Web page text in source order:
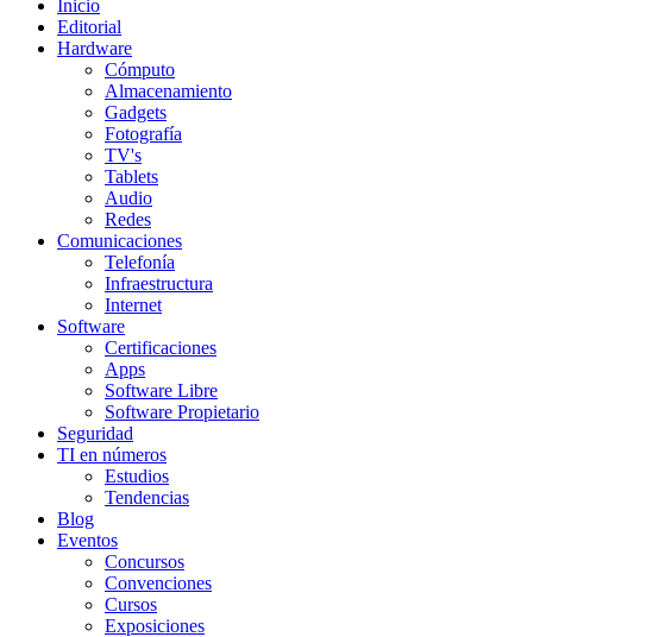
Inicio
Editorial
Hardware
Cómputo
Almacenamiento
Gadgets
Fotografía
TV's
Tablets
Audio
Redes
Comunicaciones
Telefonía
Infraestructura
Internet
Software
Certificaciones
Apps
Software Libre
Software Propietario
Seguridad
TI en números
Estudios
Tendencias
Blog
Eventos
Concursos
Convenciones
Cursos
Exposiciones